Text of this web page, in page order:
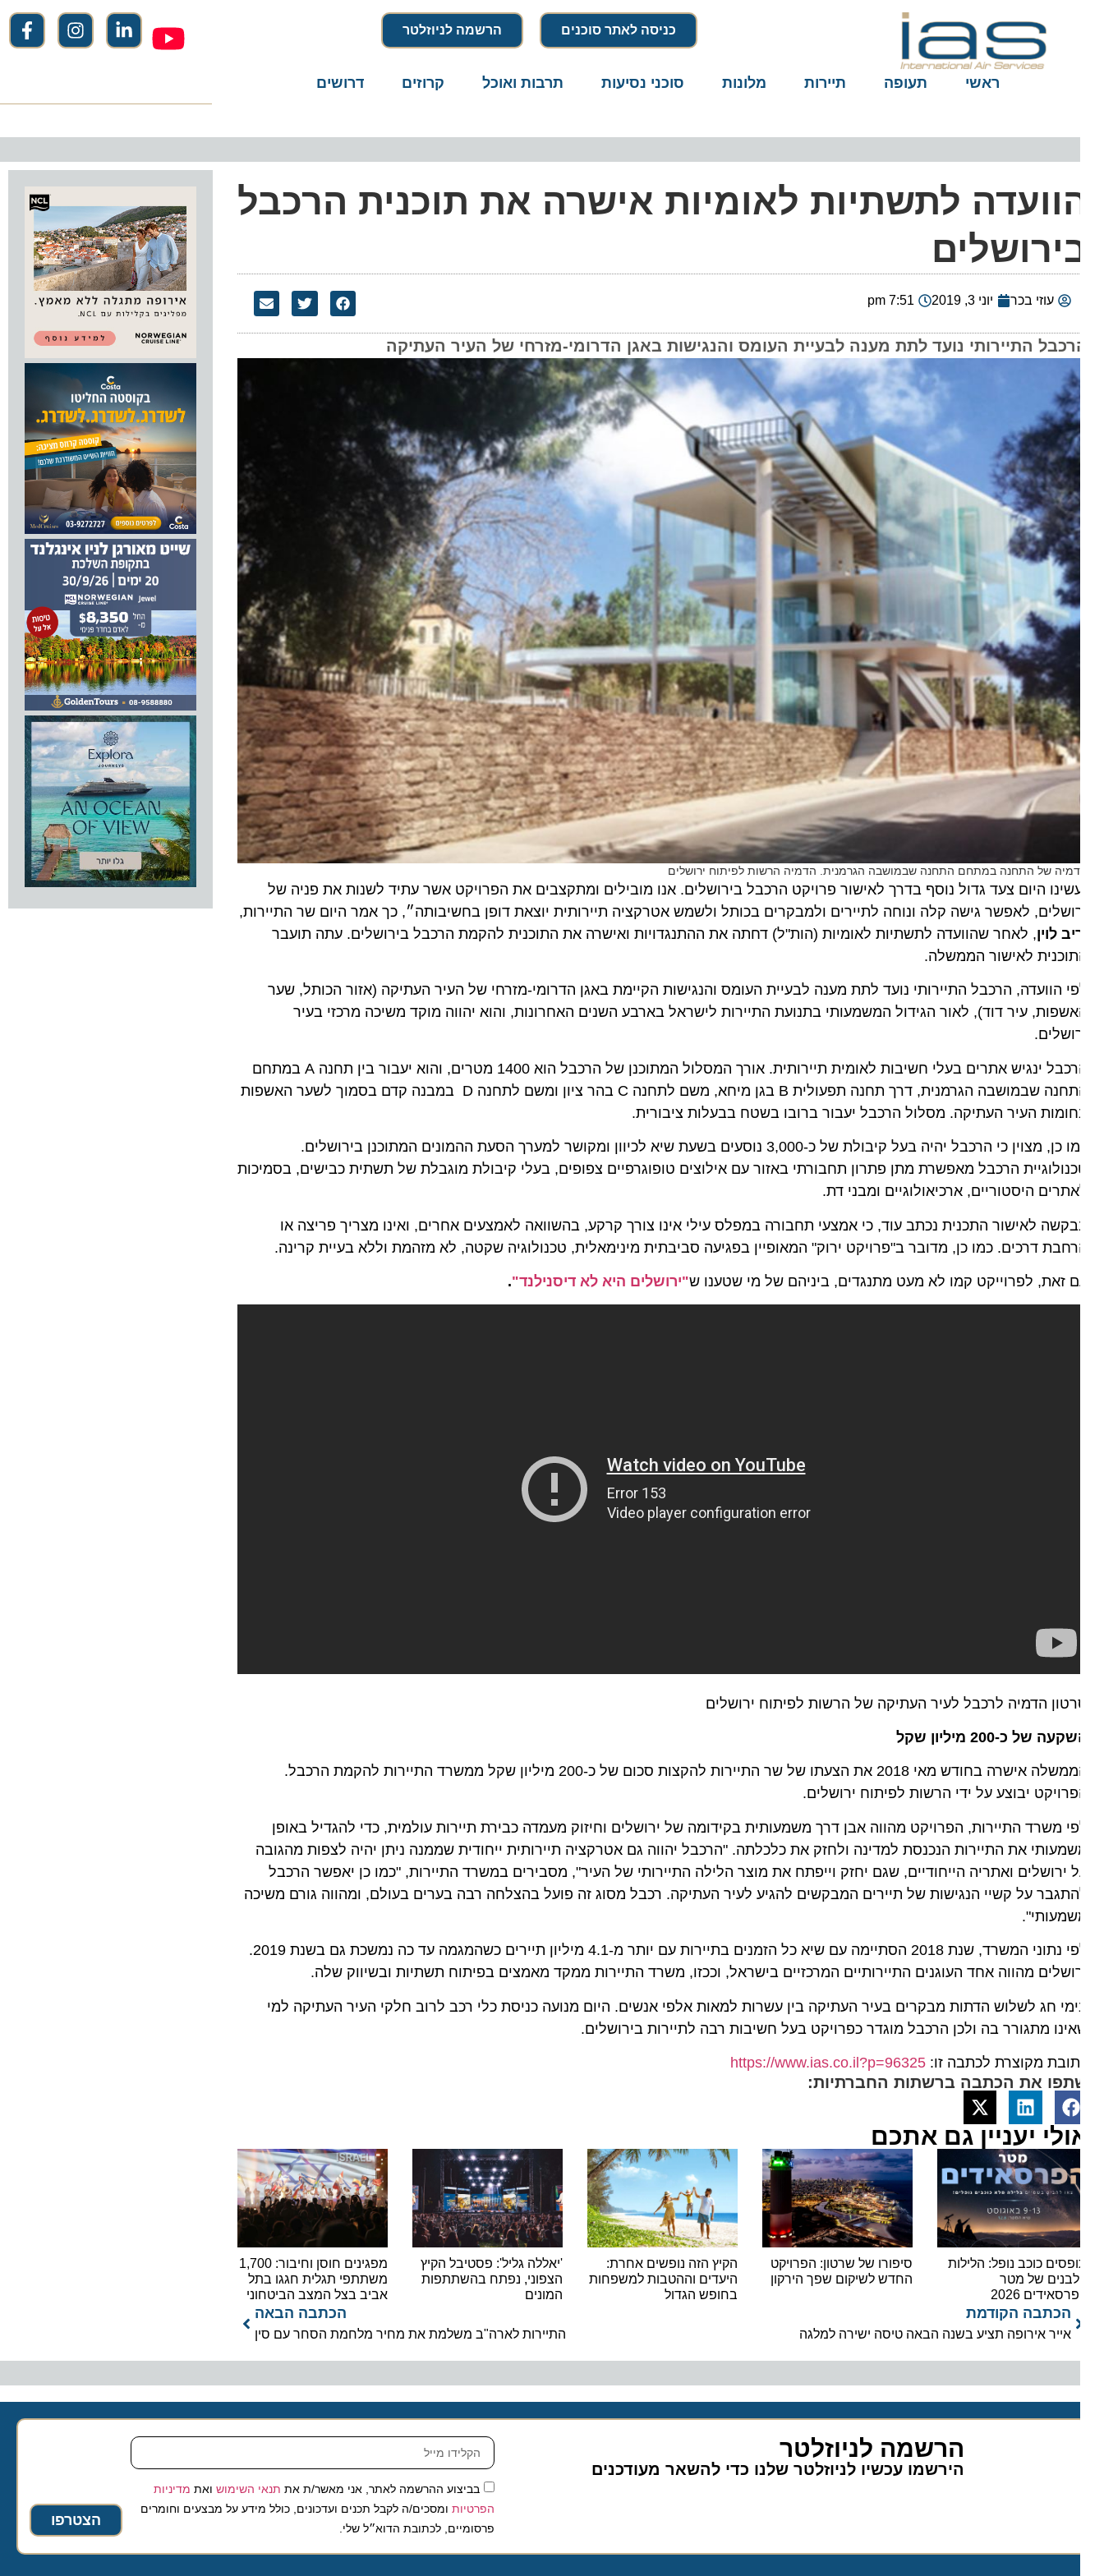
כניסה לאתר סוכנים הרשמה לניוזלטר
ראשי תעופה תיירות מלונות סוכני נסיעות תרבות ואוכל קרוזים דרושים
לתשתיות לאומיות אישרה את תוכנית הרכבל
עוזי בכר יוני 3, 2019 7:51 pm
התיירותי נועד לתת מענה לבעיית העומס והנגישות באגן הדרומי-מזרחי של העיר העתיקה
של התחנה במתחם התחנה שבמושבה הגרמנית. הדמיה הרשות לפיתוח ירושלים
היום צעד גדול נוסף בדרך לאישור פרויקט הרכבל בירושלים. אנו מובילים ומתקצבים את הפרויקט אשר עתיד לשנות את פניה של
לאפשר גישה קלה ונוחה לתיירים ולמבקרים בכותל ולשמש אטרקציה תיירותית יוצאת דופן בחשיבותה״, כך אמר היום שר התיירות,
לוין , לאחר שהוועדה לתשתיות לאומיות (הות"ל) דחתה את ההתנגדויות ואישרה את התוכנית להקמת הרכבל בירושלים. עתה תועבר
לאישור הממשלה.
הוועדה, הרכבל התיירותי נועד לתת מענה לבעיית העומס והנגישות הקיימת באגן הדרומי-מזרחי של העיר העתיקה (אזור הכותל, שער
עיר דוד), לאור הגידול המשמעותי בתנועת התיירות לישראל בארבע השנים האחרונות, והוא יהווה מוקד משיכה מרכזי בעיר
הרכבל ינגיש אתרים בעלי חשיבות לאומית תיירותית. אורך המסלול המתוכנן של הרכבל הוא 1400 מטרים, והוא יעבור בין תחנה A במתחם
התחנה שבמושבה הגרמנית, דרך תחנה תפעולית B בגן מיחא, משם לתחנה C בהר ציון ומשם לתחנה D במבנה קדם בסמוך לשער האשפות
העיר העתיקה. מסלול הרכבל יעבור ברובו בשטח בבעלות ציבורית.
כמו כן, מצוין כי הרכבל יהיה בעל קיבולת של כ-3,000 נוסעים בשעת שיא לכיוון ומקושר למערך הסעת ההמונים המתוכנן בירושלים.
הרכבל מאפשרת מתן פתרון תחבורתי באזור עם אילוצים טופוגרפיים צפופים, בעלי קיבולת מוגבלת של תשתית כבישים, בסמיכות
היסטוריים, ארכיאולוגיים ומבני דת.
לאישור התכנית נכתב עוד, כי אמצעי תחבורה במפלס עילי אינו צורך קרקע, בהשוואה לאמצעים אחרים, ואינו מצריך פריצה או
דרכים. כמו כן, מדובר ב"פרויקט ירוק" המאופיין בפגיעה סביבתית מינימאלית, טכנולוגיה שקטה, לא מזהמת וללא בעיית קרינה.
זאת, לפרוייקט קמו לא מעט מתנגדים, ביניהם של מי שטענו ש"ירושלים היא לא דיסנילנד".
הדמיה לרכבל לעיר העתיקה של הרשות לפיתוח ירושלים
של כ-200 מיליון שקל
הממשלה אישרה בחודש מאי 2018 את הצעתו של שר התיירות להקצות סכום של כ-200 מיליון שקל ממשרד התיירות להקמת הרכבל.
יבוצע על ידי הרשות לפיתוח ירושלים.
משרד התיירות, הפרויקט מהווה אבן דרך משמעותית בקידומה של ירושלים וחיזוק מעמדה כבירת תיירות עולמית, כדי להגדיל באופן
את התיירות הנכנסת למדינה ולחזק את כלכלתה. "הרכבל יהווה גם אטרקציה תיירותית ייחודית שממנה ניתן יהיה לצפות מהגובה
ירושלים ואתריה הייחודיים, שגם יחזק וייפתח את מוצר הלילה התיירותי של העיר", מסבירים במשרד התיירות, "כמו כן יאפשר הרכבל
על קשיי הנגישות של תיירים המבקשים להגיע לעיר העתיקה. רכבל מסוג זה פועל בהצלחה רבה בערים בעולם, ומהווה גורם משיכה
לפי נתוני המשרד, שנת 2018 הסתיימה עם שיא כל הזמנים בתיירות עם יותר מ-4.1 מיליון תיירים כשהמגמה עד כה נמשכת גם בשנת 2019.
מהווה אחד העוגנים התיירותיים המרכזיים בישראל, וככזו, משרד התיירות ממקד מאמצים בפיתוח תשתיות ובשיווק שלה.
חג לשלוש הדתות מבקרים בעיר העתיקה בין עשרות למאות אלפי אנשים. היום מנועה כניסת כלי רכב לרוב חלקי העיר העתיקה למי
מתגורר בה ולכן הרכבל מוגדר כפרויקט בעל חשיבות רבה לתיירות בירושלים.
מקוצרת לכתבה זו:https://www.ias.co.il?p=96325
את הכתבה ברשתות החברתיות:
יעניין גם אתכם
כוכב נופל: הלילות
של מטר
2026
סיפורו של שרטון: הפרויקט
החדש לשיקום שפך הירקון
הקיץ הזה נופשים אחרת:
היעדים וההטבות למשפחות
בחופש הגדול
'יאללה גליל': פסטיבל הקיץ
הצפוני, נפתח בהשתתפות
המונים
מפגינים חוסן וחיבור: 1,700
משתתפי תגלית חגגו בתל
אביב בצל המצב הביטחוני
הכתבה הקודמת
אייר אירופה תציע בשנה הבאה טיסה ישירה למלגה
הכתבה הבאה
התיירות לארה"ב משלמת את מחיר מלחמת הסחר עם סין
הרשמה לניוזלטר
הירשמו עכשיו לניוזלטר שלנו כדי להשאר מעודכנים
בביצוע ההרשמה לאתר, אני מאשר/ת אתתנאי השימושואת מדיניות
הפרטיותומסכים/ה לקבל תכנים ועדכונים, כולל מידע על מבצעים וחומרים
פרסומיים, לכתובת הדוא״ל שלי.
הצטרפו